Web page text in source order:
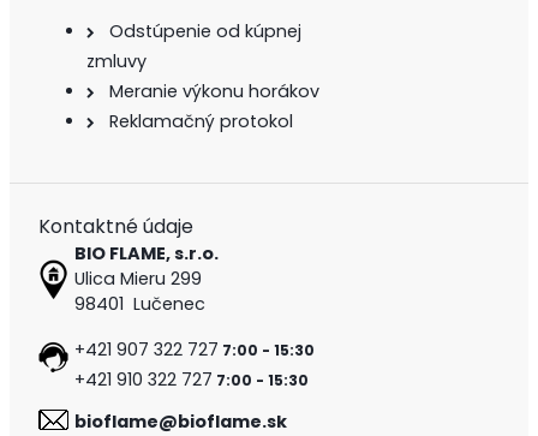
Odstúpenie od kúpnej
zmluvy
Meranie výkonu horákov
Reklamačný protokol
Kontaktné údaje
BIO FLAME, s.r.o.
Ulica Mieru 299
98401 Lučenec
+421 907 322 727 7:00 - 15:30
+421 910 322 727 7:00 - 15:30
bioflame@bioflame.sk